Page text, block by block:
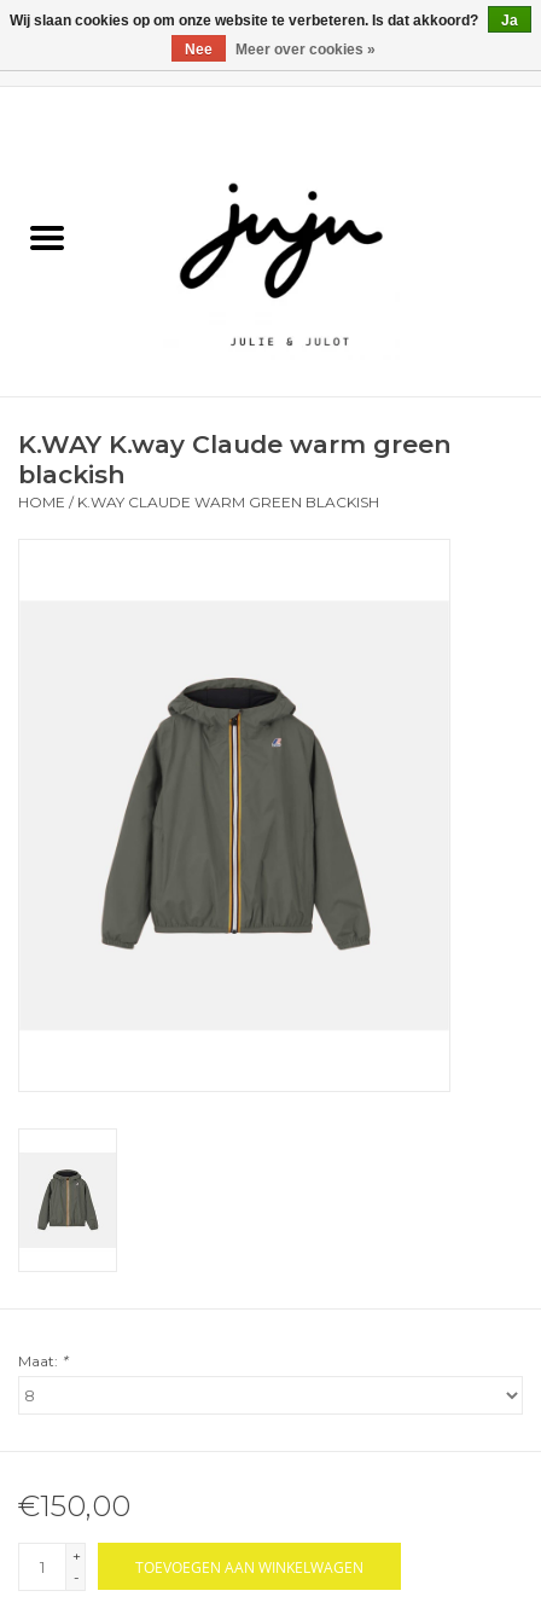
Kledij jongens
Schoenen
K.WAY K.way Claude warm green
blackish
HOME / K.WAY CLAUDE WARM GREEN BLACKISH
Maat: *
€150,00
+
-
TOEVOEGEN AAN WINKELWAGEN
Wij slaan cookies op om onze website te verbeteren. Is dat akkoord?
Ja
Nee
Meer over cookies »